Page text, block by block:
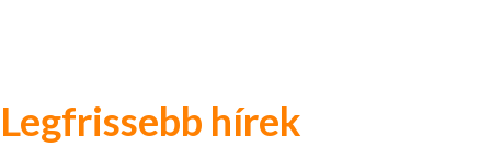
Legfrissebb hírek